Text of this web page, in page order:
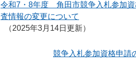
令和7・8年度 角田市競争入札参加資
査情報の変更について
2025年3月14日更新
競争入札参加資格申請